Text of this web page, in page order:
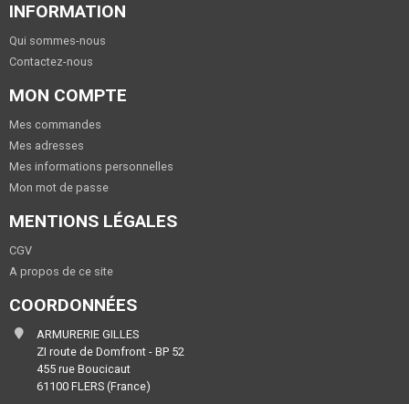
INFORMATION
Qui sommes-nous
Contactez-nous
MON COMPTE
Mes commandes
Mes adresses
Mes informations personnelles
Mon mot de passe
MENTIONS LÉGALES
CGV
A propos de ce site
COORDONNÉES
ARMURERIE GILLES
ZI route de Domfront - BP 52
455 rue Boucicaut
61100 FLERS (France)